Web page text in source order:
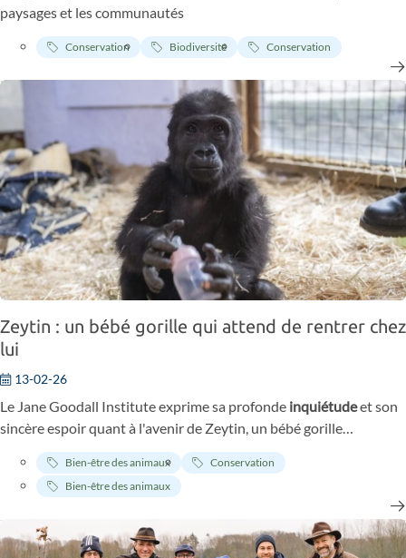
paysages et les communautés
Conservation Biodiversité Conservation
Zeytin : un bébé gorille qui attend de rentrer chez
lui
13-02-26
Le Jane Goodall Institute exprime sa profonde inquiétudeet son
sincère espoir quant à l'avenir de Zeytin, un bébé gorille
actuellement détenu dans un zoo turc après avoir été sauvé d'un
trafic illégal.
Bien-être des animaux
Conservation
Bien-être des animaux